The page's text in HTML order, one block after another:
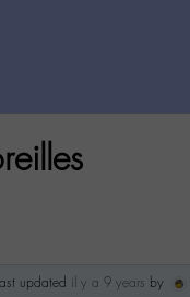
updated il y a 9 years by